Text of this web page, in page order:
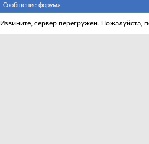
Сообщение форума
Извините, сервер перегружен. Пожалуйста,